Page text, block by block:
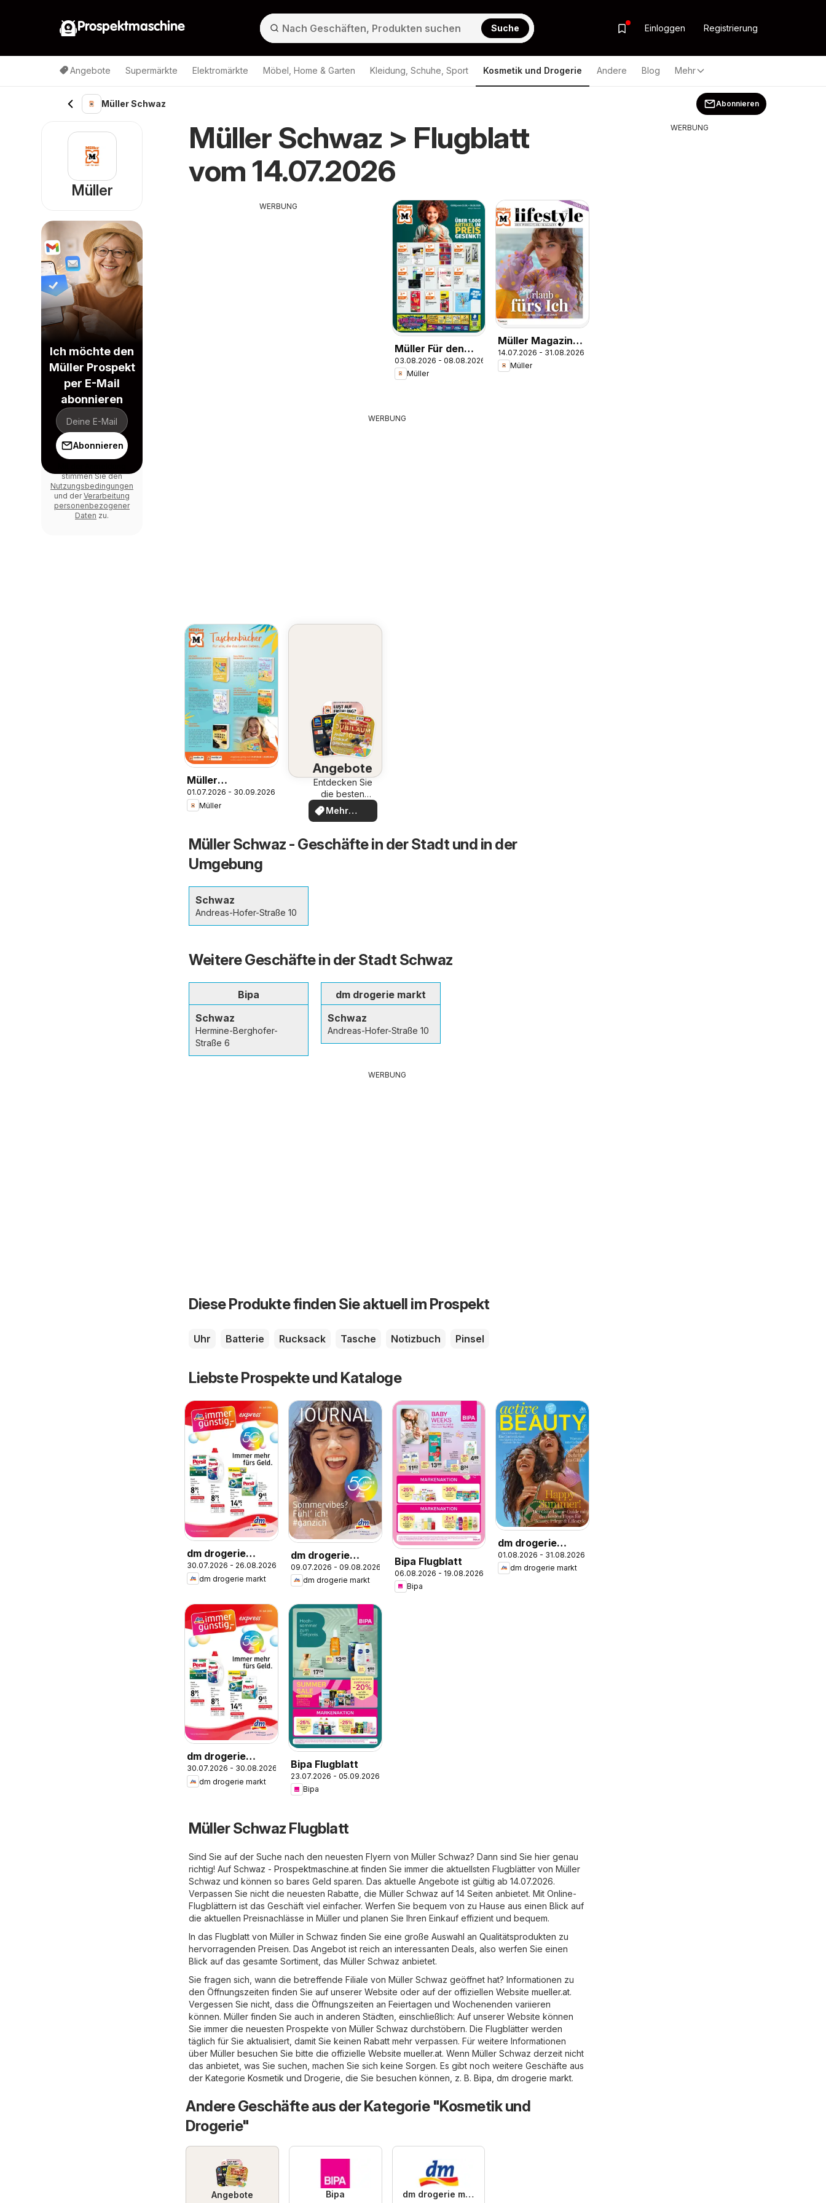
Prospektmaschine Suche Einloggen Registrierung
Angebote Supermärkte Elektromärkte Möbel, Home & Garten Kleidung, Schuhe, Sport Kosmetik und Drogerie Andere Blog Mehr
Müller Schwaz Abonnieren
Müller Schwaz > Flugblatt
vom 14.07.2026
WERBUNG
Müller Für den
perfekten
Schulstart
03.08.2026 - 08.08.2026
Müller
Müller Magazine
Lifestyle 4/26
14.07.2026 - 31.08.2026
Müller
WERBUNG
Müller
Taschenbücher
01.07.2026 - 30.09.2026
Müller
Angebote
Entdecken Sie
die besten
Angebote
Mehr
entdecken
Müller Schwaz - Geschäfte in der Stadt und in der
Umgebung
Schwaz
Andreas-Hofer-Straße 10
Weitere Geschäfte in der Stadt Schwaz
Bipa
Schwaz
Hermine-Berghofer-
Straße 6
dm drogerie markt
Schwaz
Andreas-Hofer-Straße 10
WERBUNG
Diese Produkte finden Sie aktuell im Prospekt
Uhr Batterie Rucksack Tasche Notizbuch Pinsel
Liebste Prospekte und Kataloge
dm drogerie
markt Journal
Express August
30.07.2026 - 26.08.2026
dm drogerie markt
dm drogerie
markt Journal Juli
2026
09.07.2026 - 09.08.2026
dm drogerie markt
Bipa Flugblatt
06.08.2026 - 19.08.2026
Bipa
dm drogerie
markt Active
Beauty Magazin
01.08.2026 - 31.08.2026
dm drogerie markt
dm drogerie
markt Flugblatt
August 2026
30.07.2026 - 30.08.2026
dm drogerie markt
Bipa Flugblatt
23.07.2026 - 05.09.2026
Bipa
Müller Schwaz Flugblatt
Sind Sie auf der Suche nach den neuesten Flyern von Müller Schwaz? Dann sind Sie hier genau
richtig! Auf Schwaz - Prospektmaschine.at finden Sie immer die aktuellsten Flugblätter von Müller
Schwaz und können so bares Geld sparen. Das aktuelle Angebote ist gültig ab 14.07.2026.
Verpassen Sie nicht die neuesten Rabatte, die Müller Schwaz auf 14 Seiten anbietet. Mit Online-
Flugblättern ist das Geschäft viel einfacher. Werfen Sie bequem von zu Hause aus einen Blick auf
die aktuellen Preisnachlässe in Müller und planen Sie Ihren Einkauf effizient und bequem.
In das Flugblatt von Müller in Schwaz finden Sie eine große Auswahl an Qualitätsprodukten zu
hervorragenden Preisen. Das Angebot ist reich an interessanten Deals, also werfen Sie einen
Blick auf das gesamte Sortiment, das Müller Schwaz anbietet.
Sie fragen sich, wann die betreffende Filiale von Müller Schwaz geöffnet hat? Informationen zu
den Öffnungszeiten finden Sie auf unserer Website oder auf der offiziellen Website mueller.at.
Vergessen Sie nicht, dass die Öffnungszeiten an Feiertagen und Wochenenden variieren
können. Müller finden Sie auch in anderen Städten, einschließlich: Auf unserer Website können
Sie immer die neuesten Prospekte von Müller Schwaz durchstöbern. Die Flugblätter werden
täglich für Sie aktualisiert, damit Sie keinen Rabatt mehr verpassen. Für weitere Informationen
über Müller besuchen Sie bitte die offizielle Website mueller.at. Wenn Müller Schwaz derzeit nicht
das anbietet, was Sie suchen, machen Sie sich keine Sorgen. Es gibt noch weitere Geschäfte aus
der Kategorie Kosmetik und Drogerie , die Sie besuchen können, z. B. Bipa dm drogerie markt.
Andere Geschäfte aus der Kategorie "Kosmetik und
Drogerie"
Angebote Bipa dm drogerie markt
Müller
Ich möchte den
Müller Prospekt
per E-Mail
abonnieren
Abonnieren
stimmen Sie den
Nutzungsbedingungen
und derVerarbeitung
personenbezogener
Daten zu.
WERBUNG